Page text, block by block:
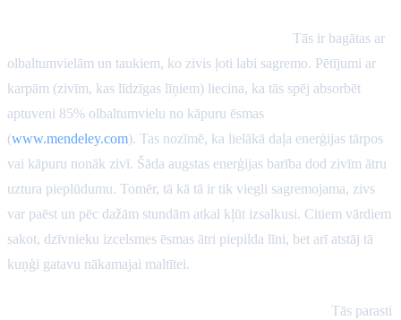
Tās ir bagātas ar
olbaltumvielām un taukiem, ko zivis ļoti labi sagremo. Pētījumi ar
karpām (zivīm, kas līdzīgas līņiem) liecina, ka tās spēj absorbēt
aptuveni 85% olbaltumvielu no kāpuru ēsmas
(www.mendeley.com). Tas nozīmē, ka lielākā daļa enerģijas tārpos
vai kāpuru nonāk zivī. Šāda augstas enerģijas barība dod zivīm ātru
uztura pieplūdumu. Tomēr, tā kā tā ir tik viegli sagremojama, zivs
var paēst un pēc dažām stundām atkal kļūt izsalkusi. Citiem vārdiem
sakot, dzīvnieku izcelsmes ēsmas ātri piepilda līni, bet arī atstāj tā
kuņģi gatavu nākamajai maltītei.
Tās parasti